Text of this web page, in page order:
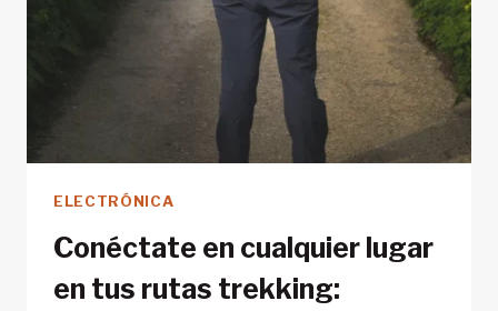
ELECTRÓNICA
Conéctate en cualquier lugar
en tus rutas trekking: